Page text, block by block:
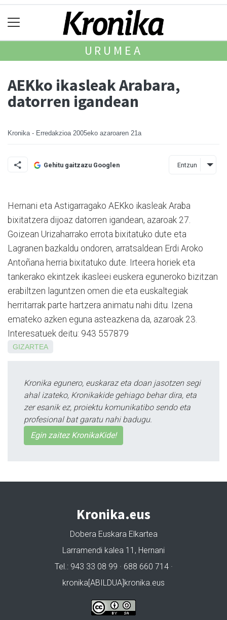
URUMEA
AEKko ikasleak Arabara,
datorren igandean
Kronika - Erredakzioa 2005eko azaroaren 21a
Gehitu gaitzazu Googlen Entzun
Hernani eta Astigarragako AEKko ikasleak Araba
bixitatzera dijoaz datorren igandean, azaroak 27.
Goizean Urizaharrako errota bixitatuko dute eta
Lagranen bazkaldu ondoren, arratsaldean Erdi Aroko
Antoñana herria bixitatuko dute. Irteera horiek eta
tankerako ekintzek ikasleei euskera eguneroko bizitzan
erabiltzen laguntzen omen die eta euskaltegiak
herritarrak parte hartzera animatu nahi ditu. Izena
emateko azken eguna asteazkena da, azaroak 23.
Interesatuek deitu: 943 557879
GIZARTEA
Kronika egunero, euskaraz eta doan jasotzen segi
ahal izateko, Kronikakide gehiago behar dira, eta
zer esanik ez, proiektu komunikatibo sendo eta
profesional bat garatu nahi badugu.
Egin zaitez KronikaKide!
Kronika.eus
Dobera Euskara Elkartea
Larramendi kalea 11, Hernani
Tel.: 943 33 08 99 · 688 660 714 ·
kronika[ABILDUA]kronika.eus